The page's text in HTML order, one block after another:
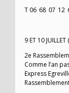
T 06 68 07 12
9 ET 10 JUILLET
2e
Comme l’an
Express